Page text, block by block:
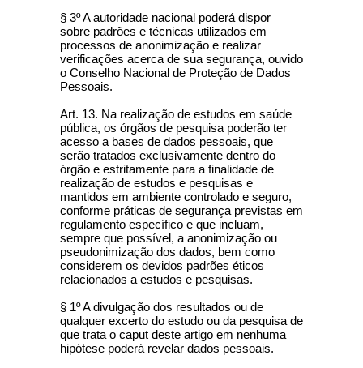
§ 3º A autoridade nacional poderá dispor
sobre padrões e técnicas utilizados em
processos de anonimização e realizar
verificações acerca de sua segurança, ouvido
o Conselho Nacional de Proteção de Dados
Pessoais.
Art. 13. Na realização de estudos em saúde
pública, os órgãos de pesquisa poderão ter
acesso a bases de dados pessoais, que
serão tratados exclusivamente dentro do
órgão e estritamente para a finalidade de
realização de estudos e pesquisas e
mantidos em ambiente controlado e seguro,
conforme práticas de segurança previstas em
regulamento específico e que incluam,
sempre que possível, a anonimização ou
pseudonimização dos dados, bem como
considerem os devidos padrões éticos
relacionados a estudos e pesquisas.
§ 1º A divulgação dos resultados ou de
qualquer excerto do estudo ou da pesquisa de
que trata o caput deste artigo em nenhuma
hipótese poderá revelar dados pessoais.